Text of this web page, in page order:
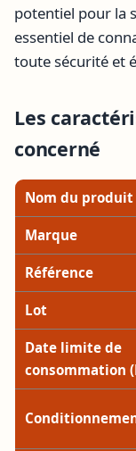
potentiel pour la
essentiel de
toute sécurité et
Les
concerné
Nom du produit
Marque
Référence
Lot
Date limite de
consommation